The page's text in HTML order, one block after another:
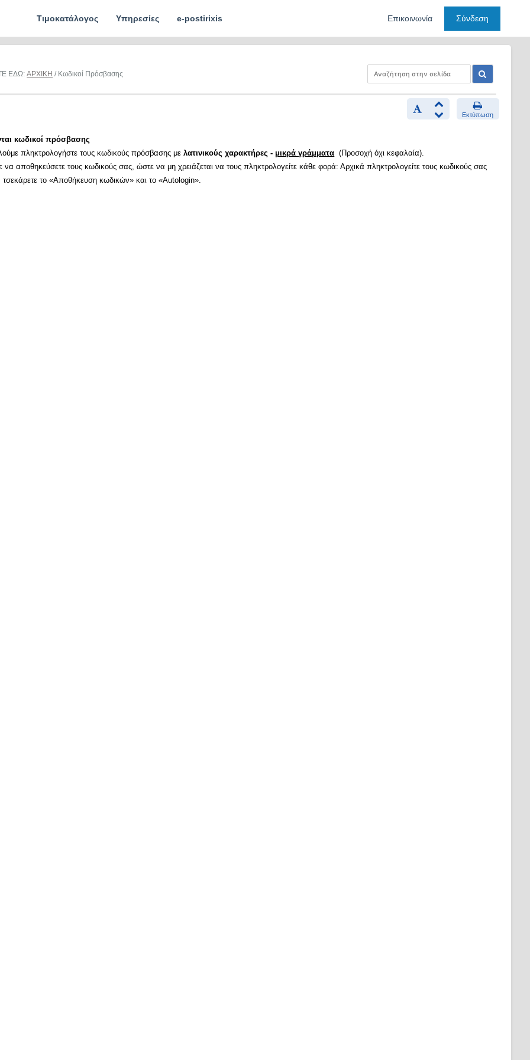
Τιμοκατάλογος Υπηρεσίες e-postirixis Επικοινωνία Σύνδεση
ΕΔΩ:ΑΡΧΙΚΗ / Κωδικοί Πρόσβασης
Εκτύπωση
κωδικοί πρόσβασης
πληκτρολογήστε τους κωδικούς πρόσβασης μελατινικούς χαρακτήρες - μικρά γράμματα (Προσοχή όχι κεφαλαία).
να αποθηκεύσετε τους κωδικούς σας, ώστε να μη χρειάζεται να τους πληκτρολογείτε κάθε φορά: Αρχικά πληκτρολογείτε τους κωδικούς σας
τσεκάρετε το «Αποθήκευση κωδικών» και το «Autologin».